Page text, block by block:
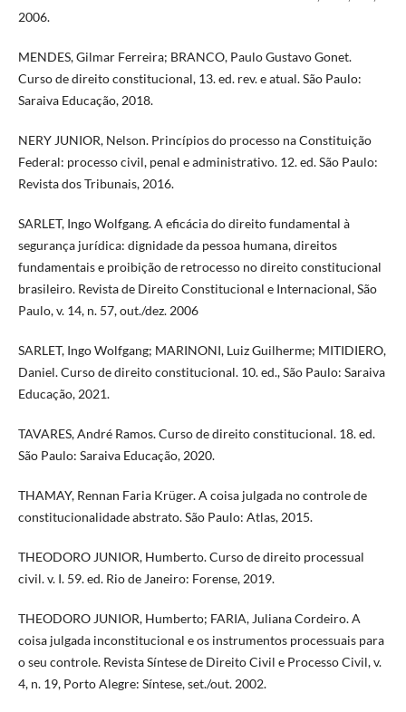
2006.
MENDES, Gilmar Ferreira; BRANCO, Paulo Gustavo Gonet.
Curso de direito constitucional, 13. ed. rev. e atual. São Paulo:
Saraiva Educação, 2018.
NERY JUNIOR, Nelson. Princípios do processo na Constituição
Federal: processo civil, penal e administrativo. 12. ed. São Paulo:
Revista dos Tribunais, 2016.
SARLET, Ingo Wolfgang. A eficácia do direito fundamental à
segurança jurídica: dignidade da pessoa humana, direitos
fundamentais e proibição de retrocesso no direito constitucional
brasileiro. Revista de Direito Constitucional e Internacional, São
Paulo, v. 14, n. 57, out./dez. 2006
SARLET, Ingo Wolfgang; MARINONI, Luiz Guilherme; MITIDIERO,
Daniel. Curso de direito constitucional. 10. ed., São Paulo: Saraiva
Educação, 2021.
TAVARES, André Ramos. Curso de direito constitucional. 18. ed.
São Paulo: Saraiva Educação, 2020.
THAMAY, Rennan Faria Krüger. A coisa julgada no controle de
constitucionalidade abstrato. São Paulo: Atlas, 2015.
THEODORO JUNIOR, Humberto. Curso de direito processual
civil. v. I. 59. ed. Rio de Janeiro: Forense, 2019.
THEODORO JUNIOR, Humberto; FARIA, Juliana Cordeiro. A
coisa julgada inconstitucional e os instrumentos processuais para
o seu controle. Revista Síntese de Direito Civil e Processo Civil, v.
4, n. 19, Porto Alegre: Síntese, set./out. 2002.